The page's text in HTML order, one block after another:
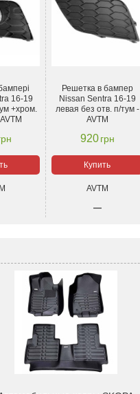
16-19
+хром.
Решетка в бампер
Nissan Sentra 16-19
левая без отв. п/тум -
AVTM
920 грн
Купить
AVTM
—